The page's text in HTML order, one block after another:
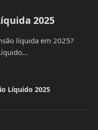
2025
líquida em 2025?
Líquido 2025